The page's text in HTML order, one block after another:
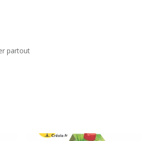
partout